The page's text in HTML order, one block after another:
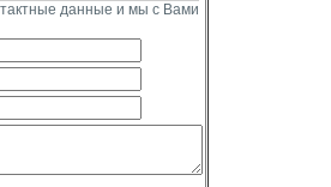
данные и мы с Вами